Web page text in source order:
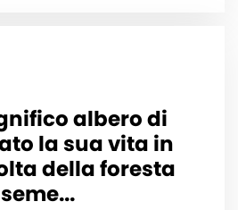
albero di
la sua vita in
della foresta